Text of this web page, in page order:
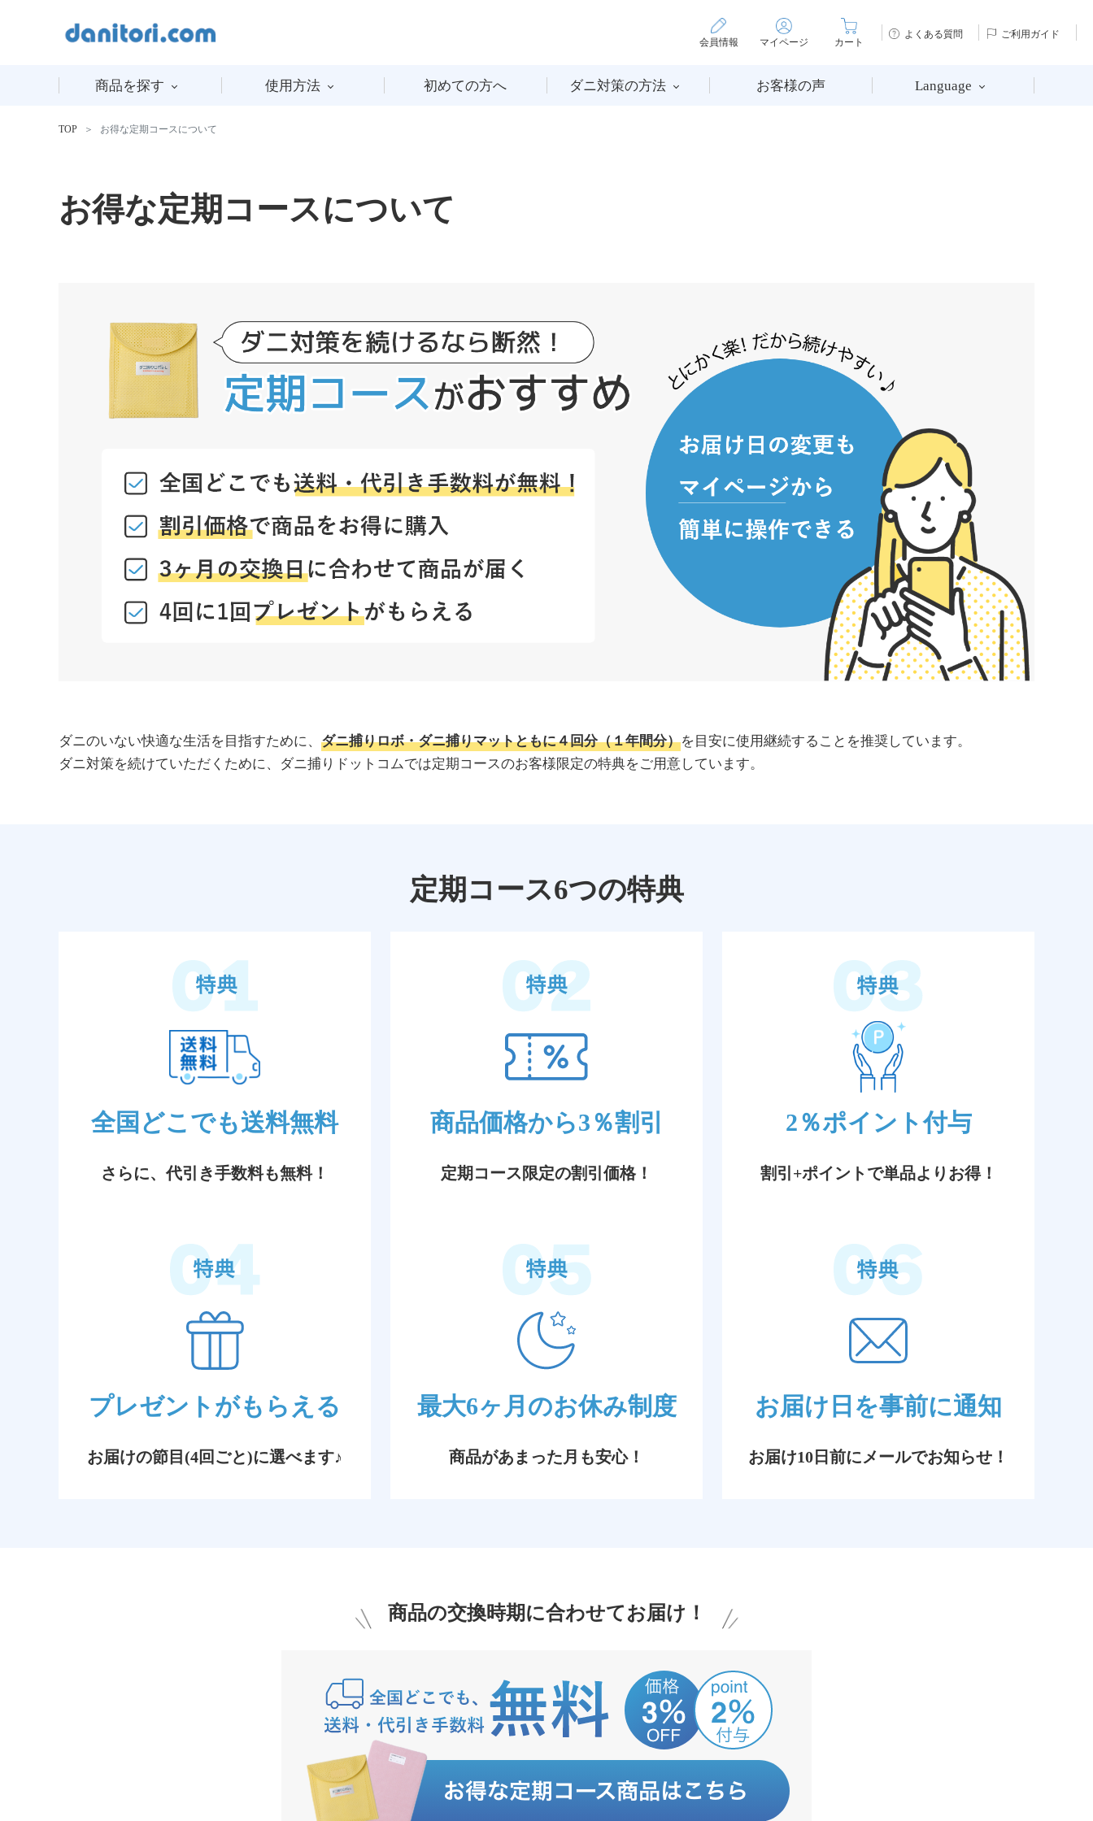
会員情報 マイページ カート
よくある質問 ご利用ガイド
商品を探す 使用方法 初めての方へ ダニ対策の方法 お客様の声 Language
TOP お得な定期コースについて
お得な定期コースについて
ダニのいない快適な生活を目指すために、 ダニ捕りロボ・ダニ捕りマットともに４回分（１年間分）を目安に使用継続することを推奨しています。
ダニ対策を続けていただくために、ダニ捕りドットコムでは定期コースのお客様限定の特典をご用意しています。
定期コース6つの特典
全国どこでも送料無料
さらに、代引き手数料も無料！
商品価格から3％割引
定期コース限定の割引価格！
2％ポイント付与
割引+ポイントで単品よりお得！
プレゼントがもらえる
お届けの節目(4回ごと)に選べます♪
最大6ヶ月のお休み制度
商品があまった月も安心！
お届け日を事前に通知
お届け10日前にメールでお知らせ！
商品の交換時期に合わせてお届け！